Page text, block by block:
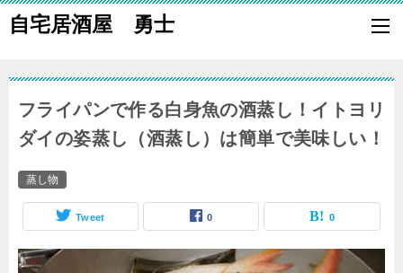
自宅居酒屋 勇士
自宅で居酒屋の「酒の肴」になる料理を楽しく作り、家族や親族に友
フライパンで作る白身魚の酒蒸し！イトヨリ
ダイの姿蒸し（酒蒸し）は簡単で美味しい！
蒸し物
Tweet 0 0